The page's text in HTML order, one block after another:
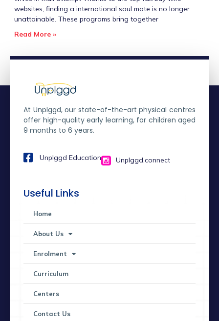
websites, finding a international soul mate is no longer
unattainable. These programs bring together
Read More »
At Unplggd, our state-of-the-art physical centres
offer high-quality early learning, for children aged
9 months to 6 years.
Unplggd Education Unplggd.connect
Useful Links
Home
About Us
Enrolment
Curriculum
Centers
Contact Us